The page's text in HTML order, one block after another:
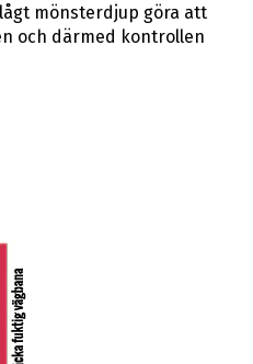
mönsterdjup göra att
och därmed kontrollen